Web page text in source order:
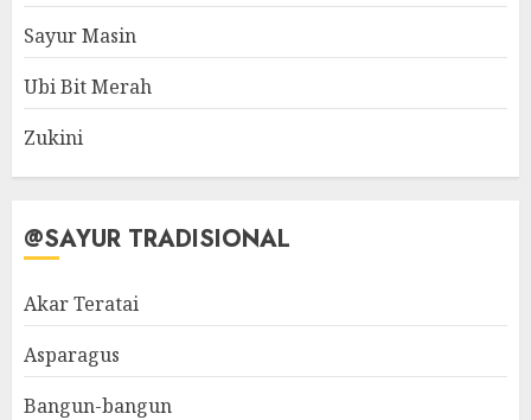
Sayur Masin
Ubi Bit Merah
Zukini
@SAYUR TRADISIONAL
Akar Teratai
Asparagus
Bangun-bangun